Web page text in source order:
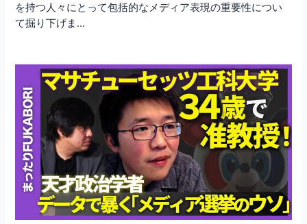
を持つ人々にとって包括的なメディア表現の重要性につい
て掘り下げま…